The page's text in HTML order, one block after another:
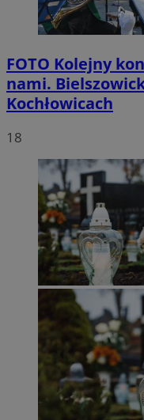
FOTO Kolejny
nami.
Kochłowicach
18